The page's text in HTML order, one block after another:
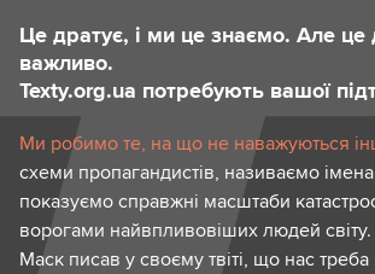
колаборації з Росією. Ми
фігурантів на три умовні
фінансування чи зв’язки
російськими
незаконний перетин
для ведення бізнесу,
політичних / культурних
Це дратує, і ми це знаємо. Але це
важливо.
Texty.org.ua потребують вашої
Ми робимо те, на що не наважуються
схеми пропагандистів, називаємо
показуємо справжні масштаби
ворогами найвпливовіших людей
Маск писав у своєму твіті, що нас